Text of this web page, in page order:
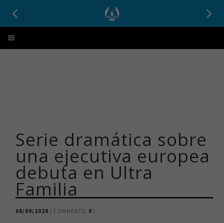
Aplauso
Serie dramática sobre
una ejecutiva europea
debuta en Ultra
Familia
08/09/2020 | COMMENTS: 0